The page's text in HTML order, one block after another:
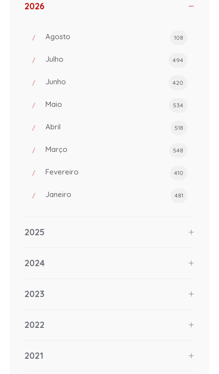
2026
Agosto 108
Julho 494
Junho 420
Maio 534
Abril 518
Março 548
Fevereiro 410
Janeiro 481
2025
2024
2023
2022
2021